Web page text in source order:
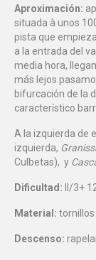
Aproximación:
situada à unos
pista que
a la entrada del
media hora,
más lejos
bifurcación de la
característico
A la izquierda de
izquierda,
Culbetas), y
Dificultad: II/3+
Material: tornillos
Descenso: